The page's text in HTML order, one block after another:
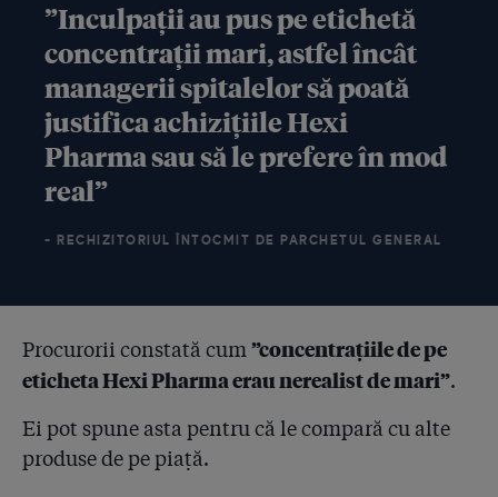
”Inculpații au pus pe etichetă
concentrații mari, astfel încât
managerii spitalelor să poată
justifica achizițiile Hexi
Pharma sau să le prefere în mod
real”
- RECHIZITORIUL ÎNTOCMIT DE PARCHETUL GENERAL
Procurorii constată cum ”concentrațiile de pe
eticheta Hexi Pharma erau nerealist de mari”.
Ei pot spune asta pentru că le compară cu alte
produse de pe piață.